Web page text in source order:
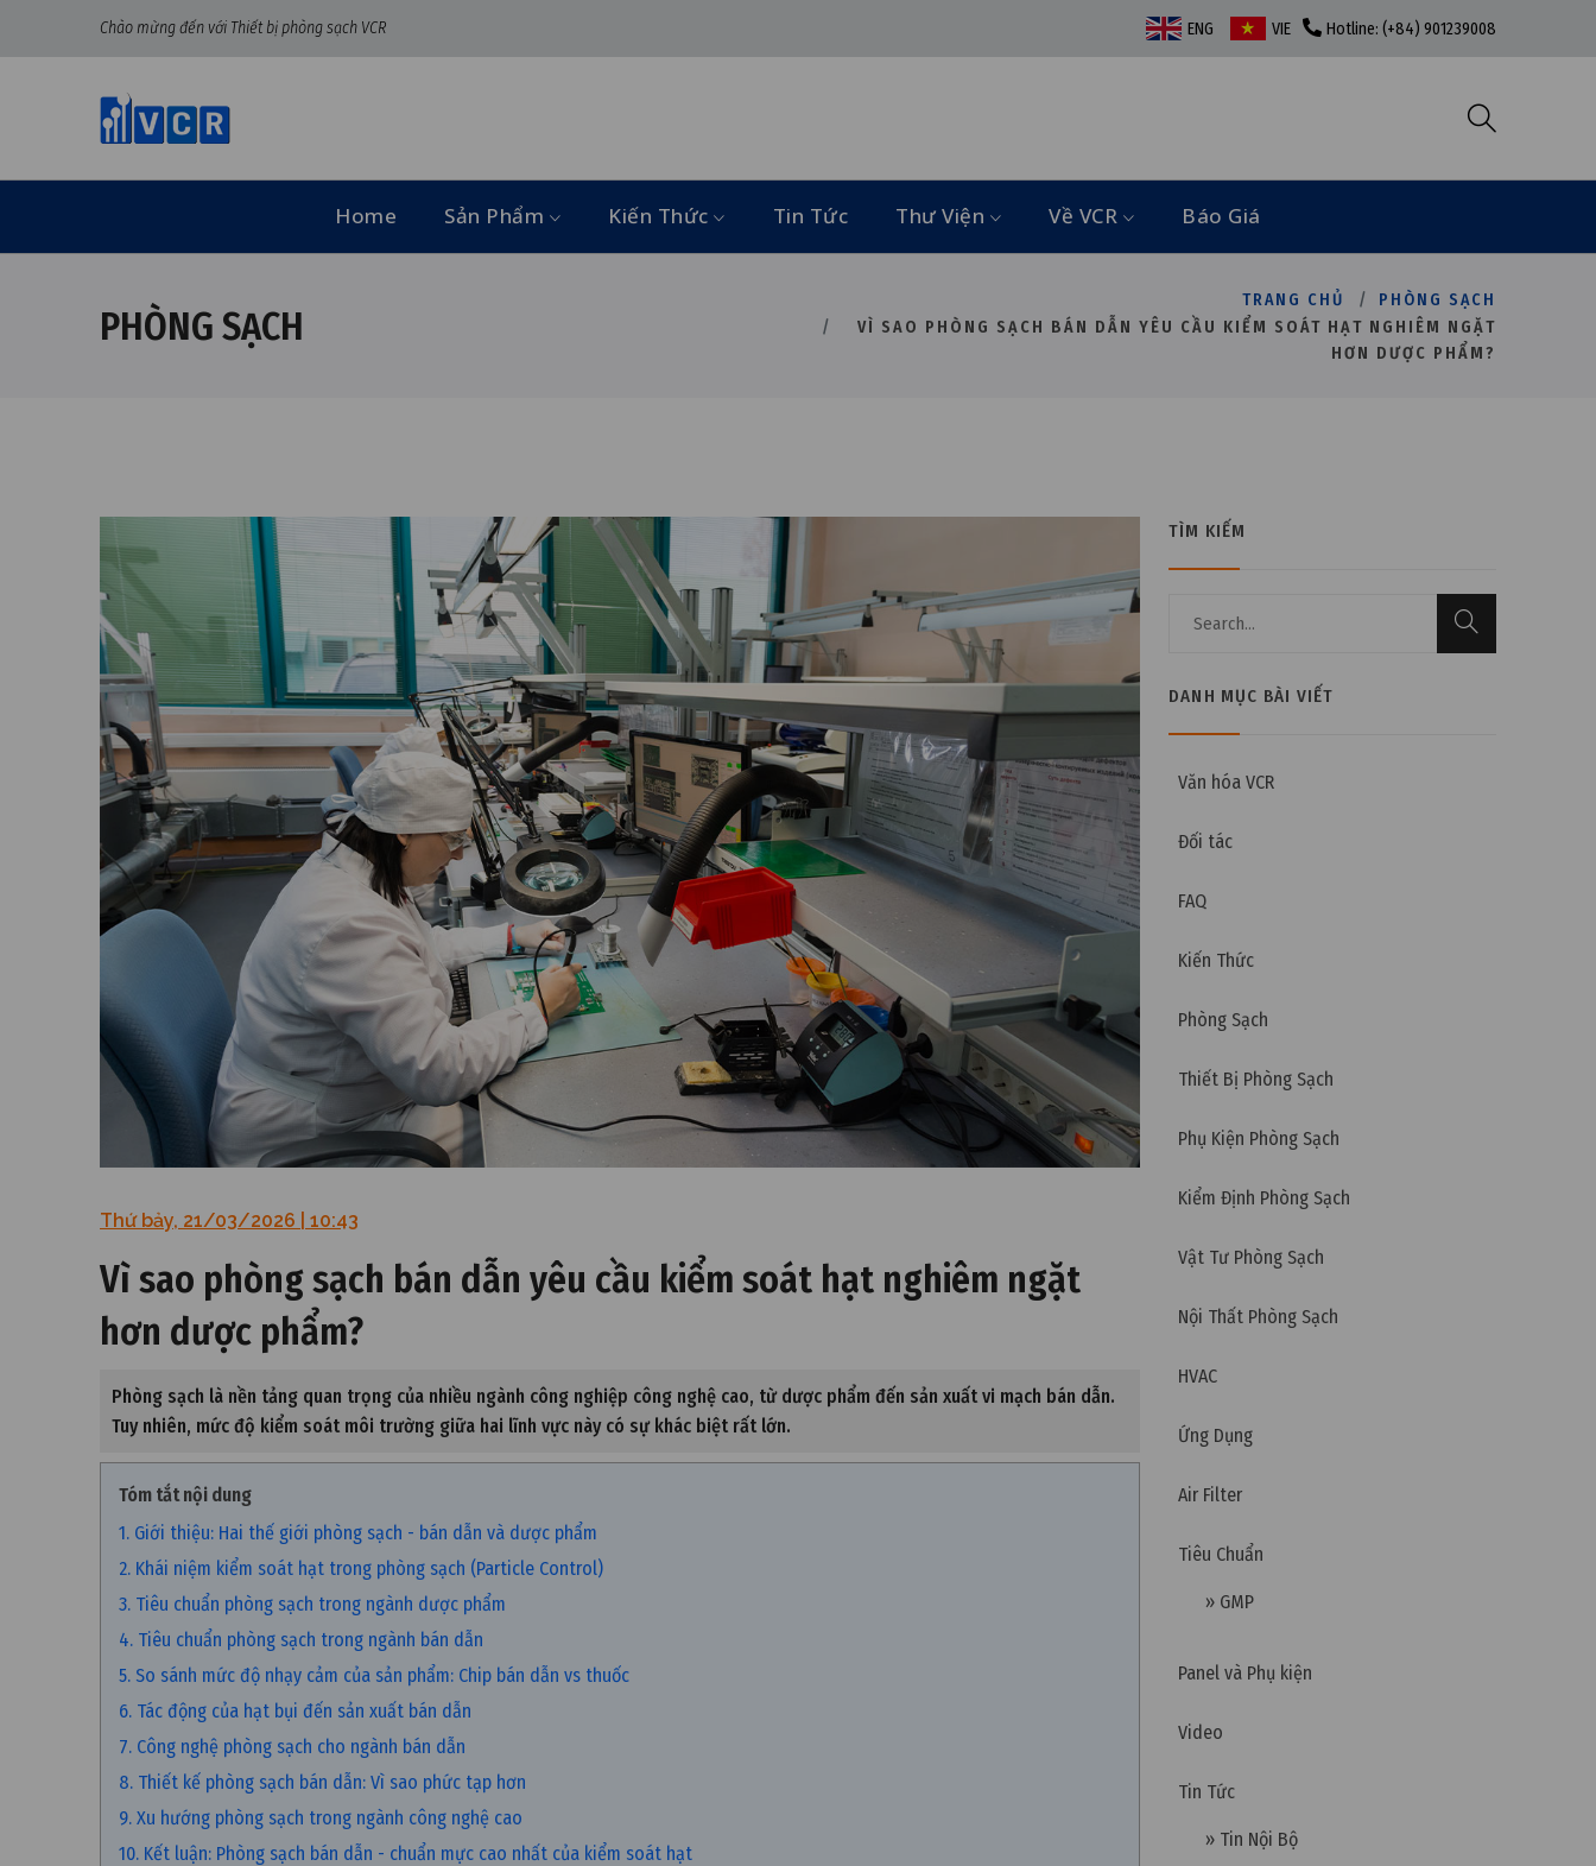
Chào mừng đến với Thiết bị phòng sạch VCR ENG VIE Hotline: (+84) 901239008
Home Sản Phẩm Kiến Thức Tin Tức Thư Viện Về VCR Báo Giá
PHÒNG SẠCH
TRANG CHỦ
PHÒNG SẠCH
VÌ SAO PHÒNG SẠCH BÁN DẪN YÊU CẦU KIỂM SOÁT HẠT NGHIÊM NGẶT
HƠN DƯỢC PHẨM?
Thứ bảy, 21/03/2026 | 10:43
Vì sao phòng sạch bán dẫn yêu cầu kiểm soát hạt nghiêm ngặt
hơn dược phẩm?
Phòng sạch là nền tảng quan trọng của nhiều ngành công nghiệp công nghệ cao, từ dược phẩm đến sản xuất vi mạch bán dẫn.
Tuy nhiên, mức độ kiểm soát môi trường giữa hai lĩnh vực này có sự khác biệt rất lớn.
Tóm tắt nội dung
1. Giới thiệu: Hai thế giới phòng sạch - bán dẫn và dược phẩm
2. Khái niệm kiểm soát hạt trong phòng sạch (Particle Control)
3. Tiêu chuẩn phòng sạch trong ngành dược phẩm
4. Tiêu chuẩn phòng sạch trong ngành bán dẫn
5. So sánh mức độ nhạy cảm của sản phẩm: Chip bán dẫn vs thuốc
6. Tác động của hạt bụi đến sản xuất bán dẫn
7. Công nghệ phòng sạch cho ngành bán dẫn
8. Thiết kế phòng sạch bán dẫn: Vì sao phức tạp hơn
9. Xu hướng phòng sạch trong ngành công nghệ cao
10. Kết luận: Phòng sạch bán dẫn - chuẩn mực cao nhất của kiểm soát hạt
TÌM KIẾM
DANH MỤC BÀI VIẾT
Văn hóa VCR
Đối tác
FAQ
Kiến Thức
Phòng Sạch
Thiết Bị Phòng Sạch
Phụ Kiện Phòng Sạch
Kiểm Định Phòng Sạch
Vật Tư Phòng Sạch
Nội Thất Phòng Sạch
HVAC
Ứng Dụng
Air Filter
Tiêu Chuẩn
» GMP
Panel và Phụ kiện
Video
Tin Tức
» Tin Nội Bộ